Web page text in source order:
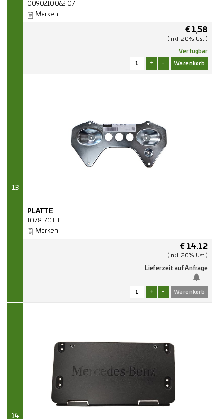
0090210062-07
Merken
€1,58
(inkl. 20% Ust.)
Verfügbar
+ -
13
PLATTE
1078170111
Merken
€ 14,12
(inkl. 20% Ust.)
Lieferzeit auf Anfrage
+ -
14